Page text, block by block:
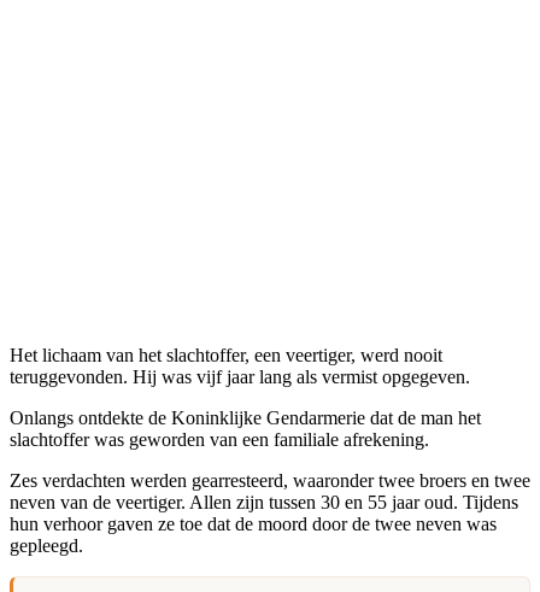
Het lichaam van het slachtoffer, een veertiger, werd nooit
teruggevonden. Hij was vijf jaar lang als vermist opgegeven.
Onlangs ontdekte de Koninklijke Gendarmerie dat de man het
slachtoffer was geworden van een familiale afrekening.
Zes verdachten werden gearresteerd, waaronder twee broers en twee
neven van de veertiger. Allen zijn tussen 30 en 55 jaar oud. Tijdens
hun verhoor gaven ze toe dat de moord door de twee neven was
gepleegd.